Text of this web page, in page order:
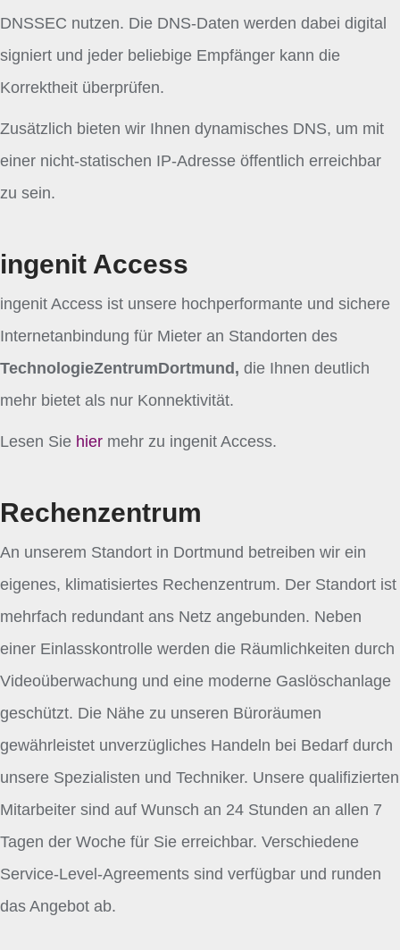
DNSSEC nutzen. Die DNS-Daten werden dabei digital
signiert und jeder beliebige Empfänger kann die
Korrektheit überprüfen.
Zusätzlich bieten wir Ihnen dynamisches DNS, um mit
einer nicht-statischen IP-Adresse öffentlich erreichbar
zu sein.
ingenit Access
ingenit Access ist unsere hochperformante und sichere
Internetanbindung für Mieter an Standorten des
Technologie­ZentrumDortmund, die Ihnen deutlich
mehr bietet als nur Konnektivität.
Lesen Sie hier mehr zu ingenit Access.
Rechenzentrum
An unserem Standort in Dortmund betreiben wir ein
eigenes, klimatisiertes Rechenzentrum. Der Standort ist
mehrfach redundant ans Netz angebunden. Neben
einer Einlasskontrolle werden die Räumlichkeiten durch
Videoüberwachung und eine moderne Gaslöschanlage
geschützt. Die Nähe zu unseren Büroräumen
gewährleistet unverzügliches Handeln bei Bedarf durch
unsere Spezialisten und Techniker. Unsere qualifizierten
Mitarbeiter sind auf Wunsch an 24 Stunden an allen 7
Tagen der Woche für Sie erreichbar. Verschiedene
Service-Level-Agreements sind verfügbar und runden
das Angebot ab.